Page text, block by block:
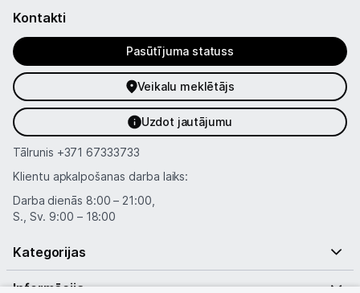
Kontakti
Pasūtījuma statuss
Veikalu meklētājs
Uzdot jautājumu
Tālrunis +371 67333733
Klientu apkalpošanas darba laiks:
Darba dienās 8:00 – 21:00,
S., Sv. 9:00 – 18:00
Kategorijas
Informācija